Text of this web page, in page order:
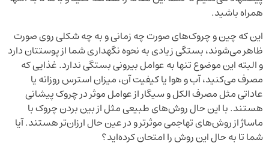
همراه باشید.
این که چین و چروک‌های صورت چه زمانی و به چه شکلی روی صورت
ظاهر می‌شوند، بستگی زیادی به نحوه نگهداری شما از پوستتان دارد
و البته این موضوع تنها به عوامل بیرونی بستگی ندارد. غذایی که
مصرف می‌کنید، آب و هوا یا کیفیت آن، میزان استرس روزانه یا
عاداتی مثل مصرف الکل و سیگار از عوامل موثر در چروک پیشانی
هستند. با این حال روش‌های طبیعی مثل از بین بردن چروک با
ماساژ از روش‌های تهاجمی موثرتر و در عین حال ارزان‌تر هستند. آیا
شما تا به حال این روش را امتحان کرده‌اید؟